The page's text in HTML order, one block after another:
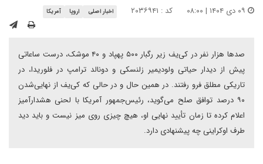
کد : ۲۰۳۶۹۴۱ اخبار اصلی اروپا آمریکا
صدها هزار نفر در کی‌یف زیر رگبار ۵۰۰ پهپاد و ۴۰ موشک، درست ساعاتی
پیش از دیدار حیاتی ولودیمیر زلنسکی و دونالد ترامپ در فلوریدا، در
تاریکی مطلق فرو رفتند. در همین حال و در حالی که کی‌یف از نهایی‌شدن
۹۰ درصد توافق صلح می‌گوید، رئیس‌جمهور آمریکا با لحنی هشدارآمیز
اعلام کرده تا زمان تأیید نهایی او، هیچ چیزی روی میز نیست و باید دید
طرف اوکراینی چه پیشنهادی دارد.